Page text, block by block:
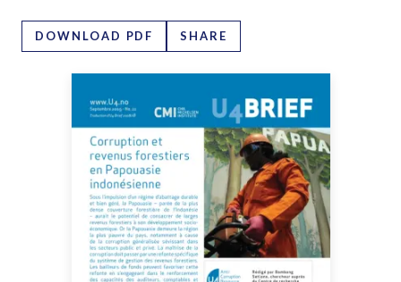
DOWNLOAD PDF SHARE